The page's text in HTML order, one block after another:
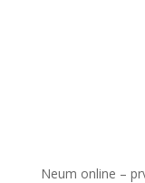
Neum online –